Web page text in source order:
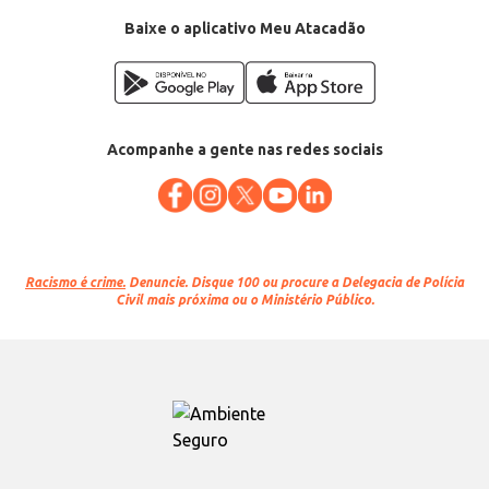
Baixe o aplicativo Meu Atacadão
Acompanhe a gente nas redes sociais
Racismo é crime. Denuncie. Disque 100 ou procure a Delegacia de Polícia
Civil mais próxima ou o Ministério Público.